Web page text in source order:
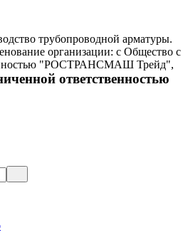
трубопроводной арматуры.
организации: с Общество с
"РОСТРАНСМАШ Трейд",
ответственностью